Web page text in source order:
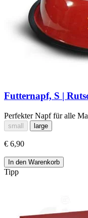
Futternapf, S |
Perfekter Napf für alle
small large
€ 6,90
In den Warenkorb
Tipp